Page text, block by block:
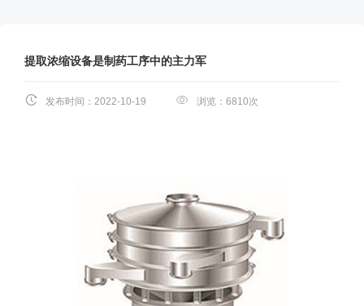
提取浓缩设备是制药工序中的主力军
发布时间：2022-10-19 浏览：6810次